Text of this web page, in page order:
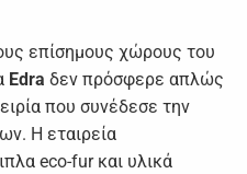
επίσημους χώρους του
Edra δεν πρόσφερε απλώς
που συνέδεσε την
Η εταιρεία
eco-fur και υλικά